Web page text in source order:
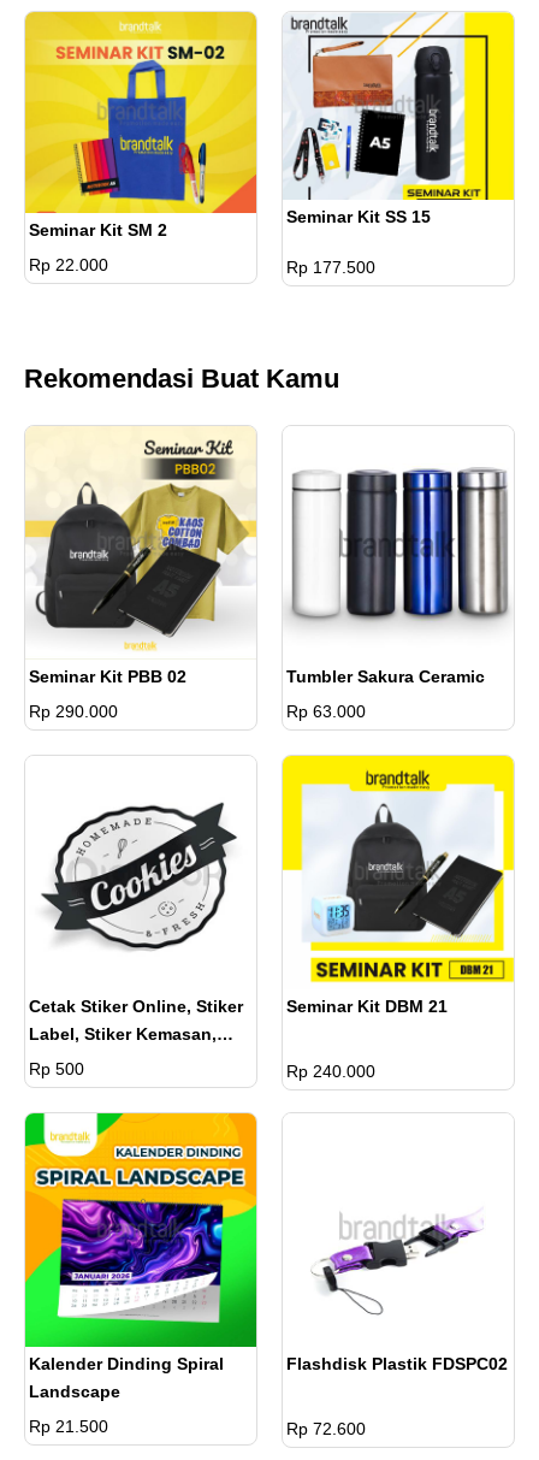
Seminar Kit SM 2
Rp 22.000
Seminar Kit SS 15
Rp 177.500
Rekomendasi Buat Kamu
Seminar Kit PBB 02
Rp 290.000
Tumbler Sakura Ceramic
Rp 63.000
Cetak Stiker Online, Stiker
Label, Stiker Kemasan,
Stiker Label Makanan Dan
Stiker Label Custom
Rp 500
Seminar Kit DBM 21
Rp 240.000
Kalender Dinding Spiral
Landscape
Rp 21.500
Flashdisk Plastik FDSPC02
Rp 72.600